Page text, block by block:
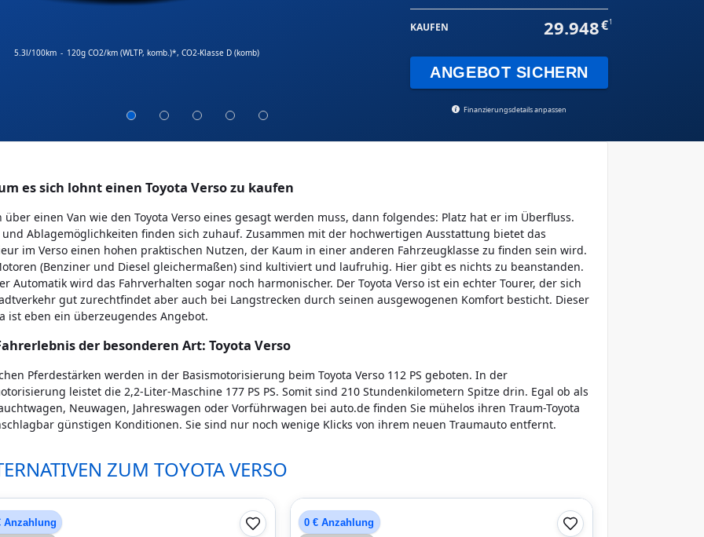
5.3l/100km - 120g CO2/km (WLTP, komb.)*, CO2-Klasse D (komb)
KAUFEN 29.948 1
ANGEBOT SICHERN
Finanzierungsdetails anpassen
es sich lohnt einen Toyota Verso zu kaufen
über einen Van wie den Toyota Verso eines gesagt werden muss, dann folgendes: Platz hat er im Überfluss.
und Ablagemöglichkeiten finden sich zuhauf. Zusammen mit der hochwertigen Ausstattung bietet das
im Verso einen hohen praktischen Nutzen, der Kaum in einer anderen Fahrzeugklasse zu finden sein wird.
(Benziner und Diesel gleichermaßen) sind kultiviert und laufruhig. Hier gibt es nichts zu beanstanden.
Automatik wird das Fahrverhalten sogar noch harmonischer. Der Toyota Verso ist ein echter Tourer, der sich
gut zurechtfindet aber auch bei Langstrecken durch seinen ausgewogenen Komfort besticht. Dieser
ist eben ein überzeugendes Angebot.
der besonderen Art: Toyota Verso
Pferdestärken werden in der Basismotorisierung beim Toyota Verso 112 PS geboten. In der
leistet die 2,2-Liter-Maschine 177 PS PS. Somit sind 210 Stundenkilometern Spitze drin. Egal ob als
Neuwagen, Jahreswagen oder Vorführwagen bei auto.de finden Sie mühelos ihren Traum-Toyota
günstigen Konditionen. Sie sind nur noch wenige Klicks von ihrem neuen Traumauto entfernt.
ZUM TOYOTA VERSO
Anzahlung 0 € Anzahlung